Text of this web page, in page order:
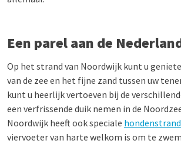
Een parel aan de
Op het strand van Noordwijk kunt u
van de zee en het fijne zand tussen uw
kunt u heerlijk vertoeven bij de
een verfrissende duik nemen in de
Noordwijk heeft ook speciale
viervoeter van harte welkom is om te